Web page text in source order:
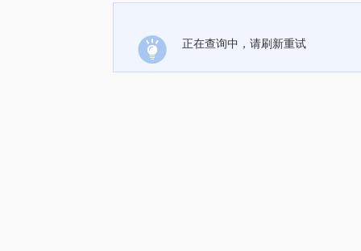
正在查询中，请刷新重试